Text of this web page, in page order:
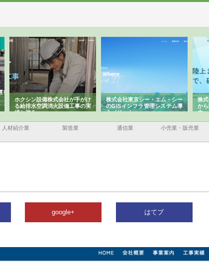
ホクシン設備株式会社が手がけ
る給排水空調消火設備工事の実
績と強み
株式会社東京シー・エム・シー
のGISインフラ管理システム導
入メリット
株
か
由
人材紹介業 製造業 通信業 小売業・販売業
google+ はてブ